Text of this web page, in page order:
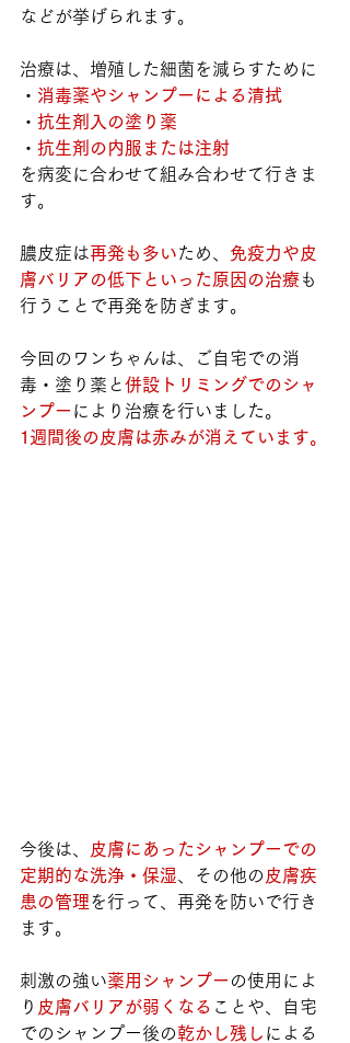
などが挙げられます。
治療は、増殖した細菌を減らすために
・ 消毒薬やシャンプーによる清拭
・ 抗生剤入の塗り薬
・ 抗生剤の内服または注射
を病変に合わせて組み合わせて行きま
す。
膿皮症は再発も多いため、 免疫力や皮
膚バリアの低下といった原因の治療も
行うことで再発を防ぎます。
今回のワンちゃんは、ご自宅での消
毒・塗り薬と 併設トリミングでのシャ
ンプー により治療を行いました。
1週間後の皮膚は赤みが消えています。
今後は、
皮膚にあったシャンプーでの
定期的な洗浄・保湿 、その他の 皮膚疾
患の管理を行って、再発を防いで行き
ます。
刺激の強い薬用シャンプー の使用によ
り 皮膚バリアが弱くなる ことや、自宅
でのシャンプー後の乾かし残し による